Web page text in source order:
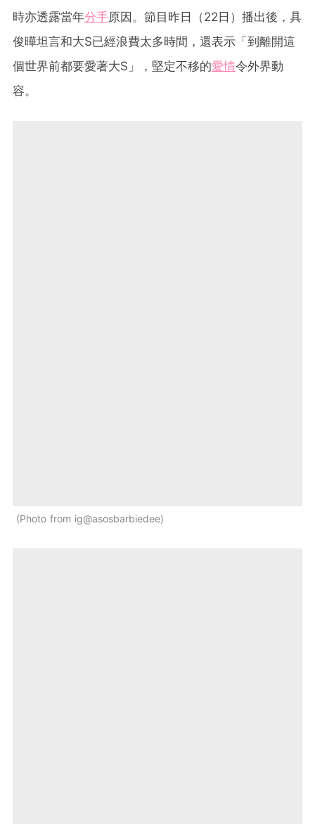
時亦透露當年分手原因。節目昨日（22日）播出後，具
俊曄坦言和大S已經浪費太多時間，還表示「到離開這
個世界前都要愛著大S」，堅定不移的愛情令外界動
容。
Photo from ig@asosbarbiedee